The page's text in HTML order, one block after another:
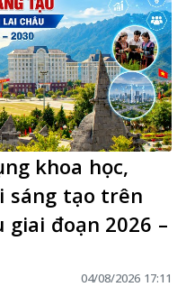
khoa học,
sáng tạo trên
đoạn 2026 –
04/08/2026 17:11